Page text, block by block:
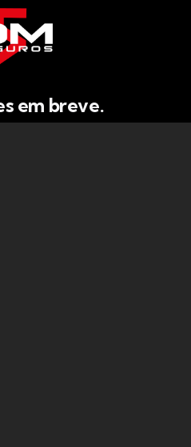
em breve.